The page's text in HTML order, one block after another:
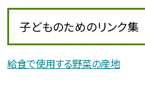
子どものためのリンク集
給食で使用する野菜の産地